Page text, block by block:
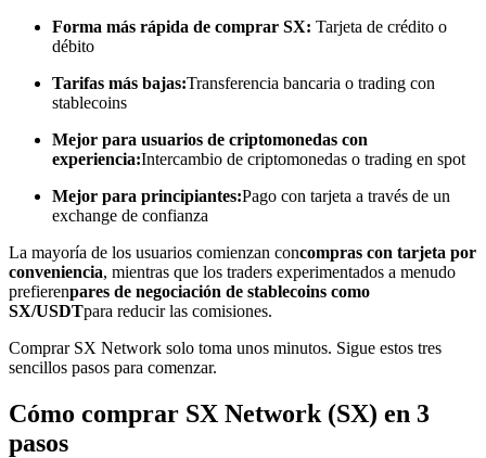
Disfruta del reparto de beneficios y comisiones de copy trading
Información
Análisis de big data que incluye información comercial, etc.
Forma más rápida de comprar SX: Tarjeta de crédito o
débito
Tarifas más bajas:Transferencia bancaria o trading con
stablecoins
Mejor para usuarios de criptomonedas con
experiencia:Intercambio de criptomonedas o trading en spot
Mejor para principiantes:Pago con tarjeta a través de un
exchange de confianza
La mayoría de los usuarios comienzan concompras con tarjeta por
conveniencia, mientras que los traders experimentados a menudo
prefierenpares de negociación de stablecoins como
SX/USDTpara reducir las comisiones.
Comprar SX Network solo toma unos minutos. Sigue estos tres
sencillos pasos para comenzar.
Cómo comprar SX Network (SX) en 3
pasos